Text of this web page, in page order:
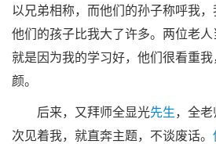
以兄弟相称，而他们的孙子称呼我，
他们的孩子比我大了许多。两位老人
就是因为我的学习好，他们很看重
颜。
后来，又拜师全显光先生， 全老
次见着我，就直奔主题，不谈废话。